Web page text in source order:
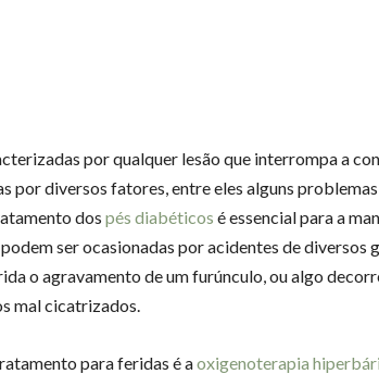
por qualquer lesão que interrompa a
por diversos fatores, entre eles alguns
dos pés diabéticos é essencial para a
ser ocasionadas por acidentes de diversos
o agravamento de um furúnculo, ou algo
mal cicatrizados.
para feridas é aoxigenoterapia